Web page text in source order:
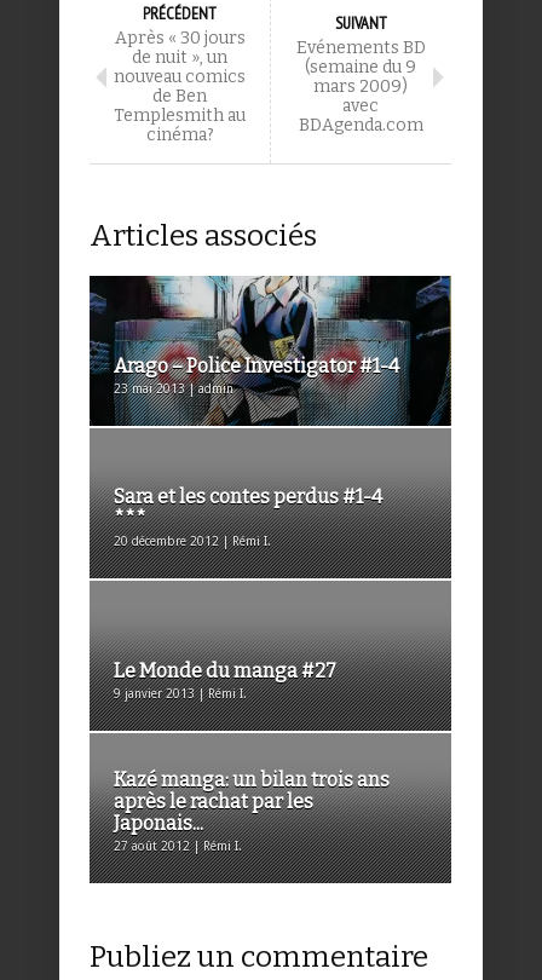
PRÉCÉDENT
Après « 30 jours
de nuit », un
nouveau comics
de Ben
Templesmith au
cinéma?
SUIVANT
Evénements BD
(semaine du 9
mars 2009)
avec
BDAgenda.com
Articles associés
Arago – Police Investigator #1-4
23 mai 2013 | admin
Sara et les contes perdus #1-4
***
20 décembre 2012 | Rémi I.
Le Monde du manga #27
9 janvier 2013 | Rémi I.
Kazé manga: un bilan trois ans
après le rachat par les
Japonais...
27 août 2012 | Rémi I.
Publiez un commentaire